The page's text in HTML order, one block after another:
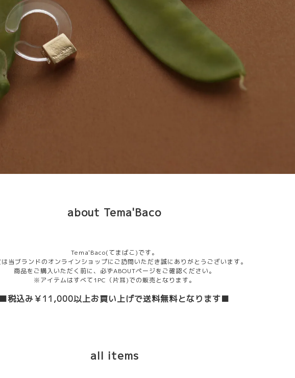
about Tema'Baco
Tema'Baco(てまばこ)です。
当ブランドのオンラインショップにご訪問いただき誠にありがとうございます。
商品をご購入いただく前に、必ずABOUTページをご確認ください。
※アイテムはすべて1PC（片耳)での販売となります。
税込み￥11,000以上お買い上げで送料無料となります■
all items